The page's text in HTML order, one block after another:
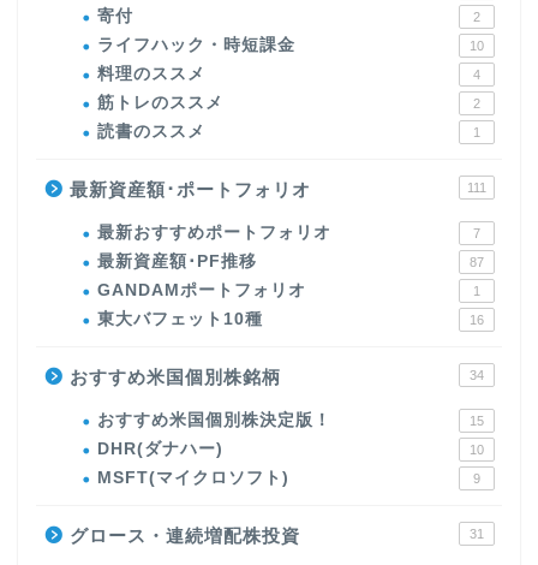
寄付 2
ライフハック・時短課金 10
料理のススメ 4
筋トレのススメ 2
読書のススメ 1
最新資産額･ポートフォリオ 111
最新おすすめポートフォリオ 7
最新資産額･PF推移 87
GANDAMポートフォリオ 1
東大バフェット10種 16
おすすめ米国個別株銘柄 34
おすすめ米国個別株決定版！ 15
DHR(ダナハー) 10
MSFT(マイクロソフト) 9
グロース・連続増配株投資 31